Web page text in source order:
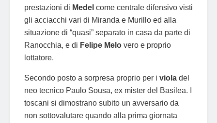
prestazioni di Medel come centrale difensivo visti
gli acciacchi vari di Miranda e Murillo ed alla
situazione di “quasi” separato in casa da parte di
Ranocchia, e di Felipe Melo vero e proprio
lottatore.
Secondo posto a sorpresa proprio per i viola del
neo tecnico Paulo Sousa, ex mister del Basilea. I
toscani si dimostrano subito un avversario da
non sottovalutare quando alla prima giornata